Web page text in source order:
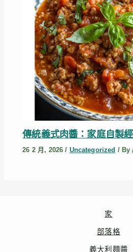
傳統義式肉醬：家庭自製
26 2 月, 2026/ Uncategorized / By
家
部落格
義大利麵醬